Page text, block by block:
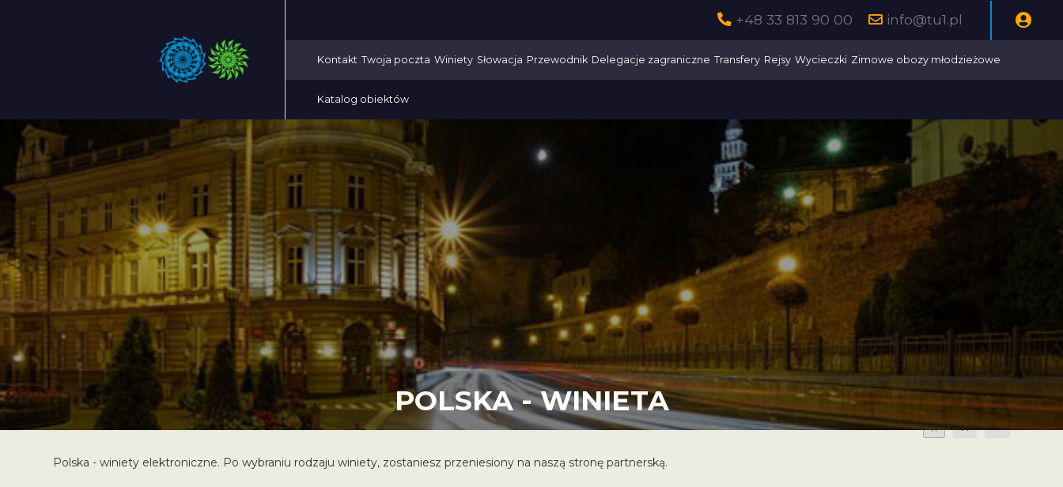
+48 33 813 90 00 info@tu1.pl
Kontakt Twoja poczta Winiety Słowacja Przewodnik Delegacje zagraniczne Transfery Rejsy Wycieczki Zimowe obozy młodzieżowe
Katalog obiektów
POLSKA - WINIETA
A A A
Polska - winiety elektroniczne. Po wybraniu rodzaju winiety, zostaniesz przeniesiony na naszą stronę partnerską.